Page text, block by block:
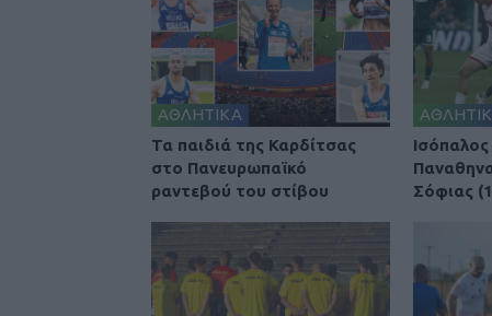
ΑΘΛΗΤΙΚΑ
Τα παιδιά της Καρδίτσας
στο Πανευρωπαϊκό
ραντεβού του στίβου
Σόφιας